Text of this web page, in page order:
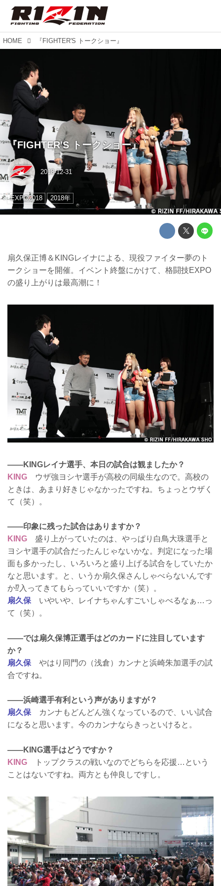
HOME 『FIGHTER'S トークショー』
『FIGHTER'S トークショー』
2018-12-31
EXPO2018 2018年
扇久保正博＆KINGレイナによる、現役ファイター夢のト
ークショーを開催。イベント終盤にかけて、格闘技EXPO
の盛り上がりは最高潮に！
――KINGレイナ選手、本日の試合は観ましたか？
KING ウザ強ヨシヤ選手が高校の同級生なので。高校の
ときは、あまり好きじゃなかったですね。ちょっとウザく
て（笑）。
――印象に残った試合はありますか？
KING 盛り上がっていたのは、やっぱり白鳥大珠選手と
ヨシヤ選手の試合だったんじゃないかな。判定になった場
面も多かったし、いろいろと盛り上げる試合をしていたか
なと思います。と、いうか扇久保さんしゃべらないんです
か⁉入ってきてもらっていいですか（笑）。
扇久保 いやいや、レイナちゃんすごいしゃべるなぁ…っ
て（笑）。
――では扇久保博正選手はどのカードに注目しています
か？
扇久保 やはり同門の（浅倉）カンナと浜崎朱加選手の試
合ですね。
――浜崎選手有利という声がありますが？
扇久保 カンナもどんどん強くなっているので、いい試合
になると思います。今のカンナならきっといけると。
――KING選手はどうですか？
KING トップクラスの戦いなのでどちらを応援…という
ことはないですね。両方とも仲良しですし。